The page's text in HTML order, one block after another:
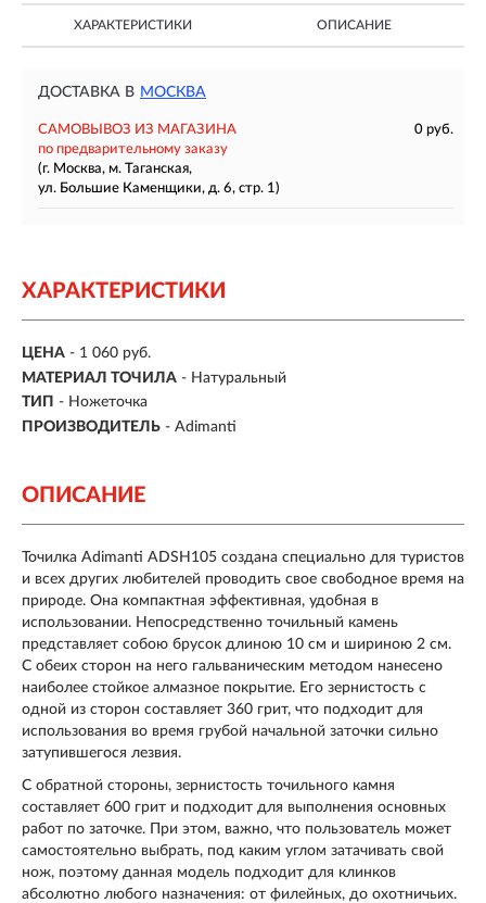
ХАРАКТЕРИСТИКИ ОПИСАНИЕ
ДОСТАВКА В МОСКВА
САМОВЫВОЗ ИЗ МАГАЗИНА
0 руб.
по предварительному заказу
(г. Москва, м. Таганская,
ул. Большие Каменщики, д. 6, стр. 1)
ХАРАКТЕРИСТИКИ
ЦЕНА - 1 060 руб.
МАТЕРИАЛ ТОЧИЛА - Натуральный
ТИП - Ножеточка
ПРОИЗВОДИТЕЛЬ - Adimanti
ОПИСАНИЕ
Точилка Adimanti ADSH105 создана специально для туристов
и всех других любителей проводить свое свободное время на
природе. Она компактная эффективная, удобная в
использовании. Непосредственно точильный камень
представляет собою брусок длиною 10 см и шириною 2 см.
С обеих сторон на него гальваническим методом нанесено
наиболее стойкое алмазное покрытие. Его зернистость с
одной из сторон составляет 360 грит, что подходит для
использования во время грубой начальной заточки сильно
затупившегося лезвия.
С обратной стороны, зернистость точильного камня
составляет 600 грит и подходит для выполнения основных
работ по заточке. При этом, важно, что пользователь может
самостоятельно выбрать, под каким углом затачивать свой
нож, поэтому данная модель подходит для клинков
абсолютно любого назначения: от филейных, до охотничьих.